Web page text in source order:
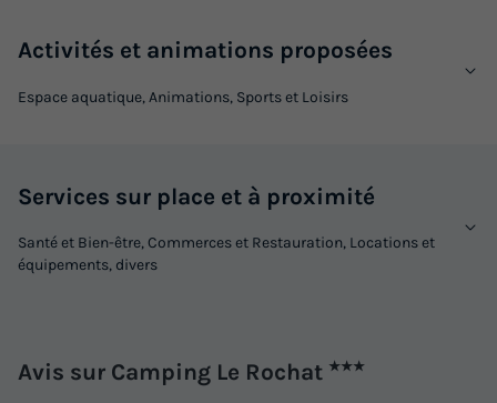
Activités et animations proposées
Espace aquatique, Animations, Sports et Loisirs
Services sur place et à proximité
Santé et Bien-être, Commerces et Restauration, Locations et
équipements, divers
Avis sur Camping Le Rochat ★★★